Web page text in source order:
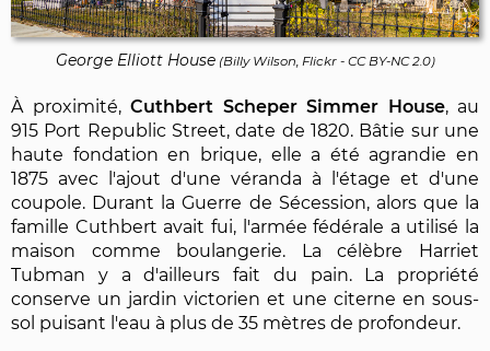
George Elliott House(Billy Wilson, Flickr- CC BY-NC 2.0)
À proximité, Cuthbert Scheper Simmer House, au
915 Port Republic Street, date de 1820. Bâtie sur une
haute fondation en brique, elle a été agrandie en
1875 avec l'ajout d'une véranda à l'étage et d'une
coupole. Durant la Guerre de Sécession, alors que la
famille Cuthbert avait fui, l'armée fédérale a utilisé la
maison comme boulangerie. La célèbre Harriet
Tubman y a d'ailleurs fait du pain. La propriété
conserve un jardin victorien et une citerne en sous-
sol puisant l'eau à plus de 35 mètres de profondeur.